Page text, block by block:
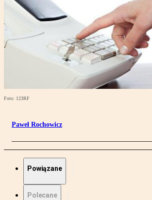
Foto: 123RF
Paweł Rochowicz
Powiązane
Polecane